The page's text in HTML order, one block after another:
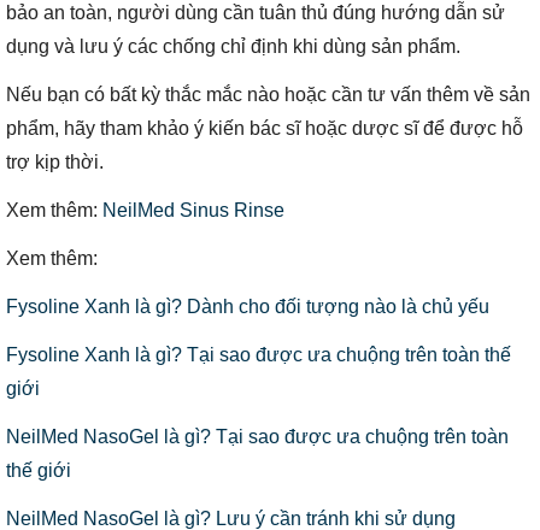
bảo an toàn, người dùng cần tuân thủ đúng hướng dẫn sử
dụng và lưu ý các chống chỉ định khi dùng sản phẩm.
Nếu bạn có bất kỳ thắc mắc nào hoặc cần tư vấn thêm về sản
phẩm, hãy tham khảo ý kiến bác sĩ hoặc dược sĩ để được hỗ
trợ kịp thời.
Xem thêm: NeilMed Sinus Rinse
Xem thêm:
Fysoline Xanh là gì? Dành cho đối tượng nào là chủ yếu
Fysoline Xanh là gì? Tại sao được ưa chuộng trên toàn thế
giới
NeilMed NasoGel là gì? Tại sao được ưa chuộng trên toàn
thế giới
NeilMed NasoGel là gì? Lưu ý cần tránh khi sử dụng